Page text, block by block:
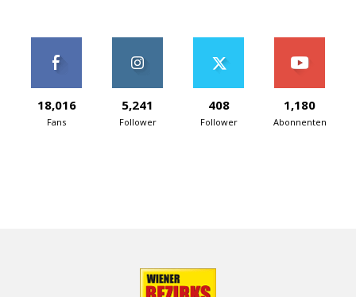
18,016
Fans
5,241
Follower
408
Follower
1,180
Abonnenten